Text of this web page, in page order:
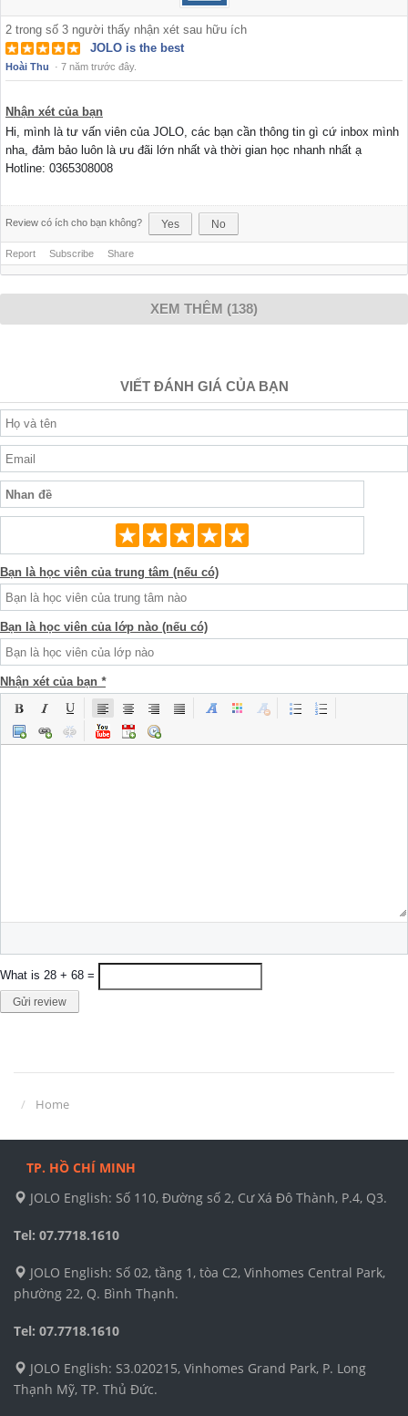
2 trong số 3 người thấy nhận xét sau hữu ích
JOLO is the best
Hoài Thu · 7 năm trước đây.
Nhận xét của bạn
Hi, mình là tư vấn viên của JOLO, các bạn cần thông tin gì cứ inbox mình
nha, đảm bảo luôn là ưu đãi lớn nhất và thời gian học nhanh nhất ạ
Hotline: 0365308008
Review có ích cho bạn không? Yes No
Report Subscribe Share
XEM THÊM (138)
VIẾT ĐÁNH GIÁ CỦA BẠN
Bạn là học viên của trung tâm (nếu có)
Bạn là học viên của lớp nào (nếu có)
Nhận xét của bạn *
What is 28 + 68 =
Gửi review
Home
TP. HỒ CHÍ MINH
JOLO English: Số 110, Đường số 2, Cư Xá Đô Thành, P.4, Q3.
Tel: 07.7718.1610
JOLO English: Số 02, tầng 1, tòa C2, Vinhomes Central Park,
phường 22, Q. Bình Thạnh.
Tel: 07.7718.1610
JOLO English: S3.020215, Vinhomes Grand Park, P. Long
Thạnh Mỹ, TP. Thủ Đức.